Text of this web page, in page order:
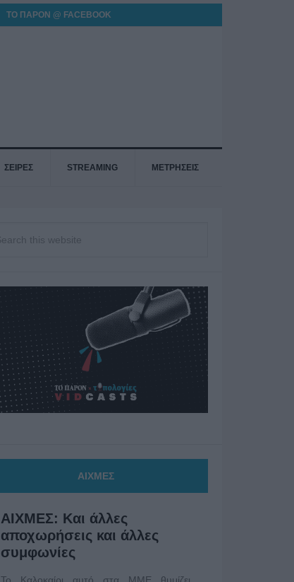
ΤΟ ΠΑΡΟΝ @ FACEBOOK
ΣΕΙΡΕΣ STREAMING ΜΕΤΡΗΣΕΙΣ
ΑΙΧΜΕΣ
ΑΙΧΜΕΣ: Και άλλες
αποχωρήσεις και άλλες
συμφωνίες